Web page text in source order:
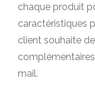
chaque produit
caractéristiques
client souhaite
mail.